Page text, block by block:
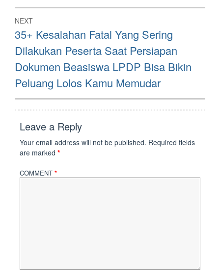
NEXT
Next
post:
35+ Kesalahan Fatal Yang Sering
Dilakukan Peserta Saat Persiapan
Dokumen Beasiswa LPDP Bisa Bikin
Peluang Lolos Kamu Memudar
Leave a Reply
Your email address will not be published. Required fields
are marked *
COMMENT *